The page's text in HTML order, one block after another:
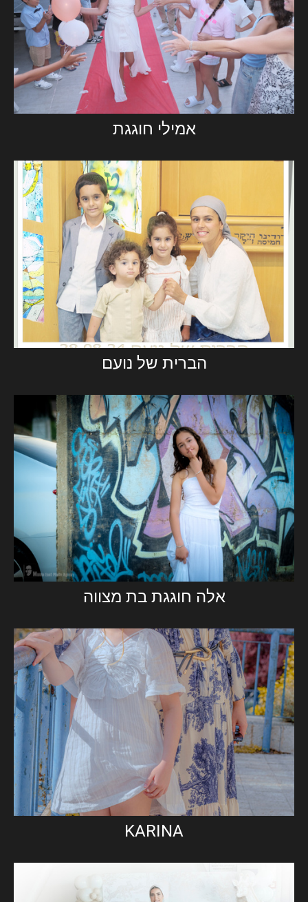
אמילי חוגגת
הברית של נועם
אלה חוגגת בת מצווה
KARINA